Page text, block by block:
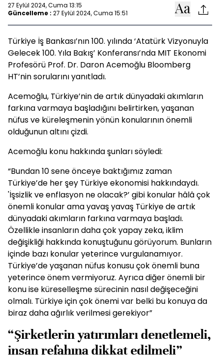
27 Eylül 2024, Cuma 13:15
Güncelleme : 27 Eylül 2024, Cuma 15:51
Türkiye İş Bankası’nın 100. yılında ‘Atatürk Vizyonuyla
Gelecek 100. Yıla Bakış’ Konferansı’nda MIT Ekonomi
Profesörü Prof. Dr. Daron Acemoğlu Bloomberg
HT’nin sorularını yanıtladı.
Acemoğlu, Türkiye’nin de artık dünyadaki akımların
farkına varmaya başladığını belirtirken, yaşanan
nüfus ve küreleşmenin yönün konularının önemli
olduğunun altını çizdi.
Acemoğlu konu hakkında şunları söyledi:
“Bundan 10 sene önceye baktığımız zaman
Türkiye’de her şey Türkiye ekonomisi hakkındaydı.
'İşsizlik ve enflasyon ne olacak?’ gibi konular hâlâ çok
önemli konular ama yavaş yavaş Türkiye de artık
dünyadaki akımların farkına varmaya başladı.
Özellikle insanların daha çok yapay zeka, iklim
değişikliği hakkında konuştuğunu görüyorum. Bunların
içinde bazı konular yeterince vurgulanamıyor.
Türkiye’de yaşanan nüfus konusu çok önemli buna
yeterince önem vermiyoruz. Ayrıca diğer önemli bir
konu ise küreselleşme sürecinin nasıl değişeceğini
olmalı. Türkiye için çok önemi var belki bu konuya da
biraz daha ağırlık verilmesi gerekiyor”
“Şirketlerin yatırımları denetlemeli,
insan refahına dikkat edilmeli”